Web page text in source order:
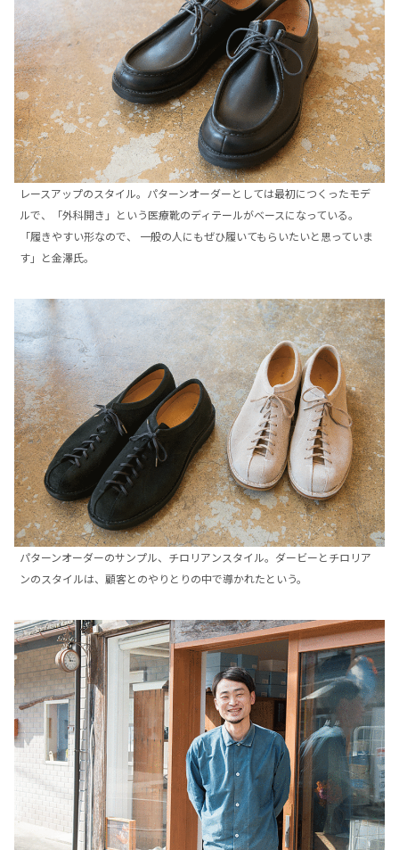
レースアップのスタイル。パターンオーダーとしては最初につくったモデ
ルで、「外科開き」という医療靴のディテールがベースになっている。
「履きやすい形なので、 一般の人にもぜひ履いてもらいたいと思っていま
す」と金澤氏。
パターンオーダーのサンプル、チロリアンスタイル。ダービーとチロリア
ンのスタイルは、顧客とのやりとりの中で導かれたという。